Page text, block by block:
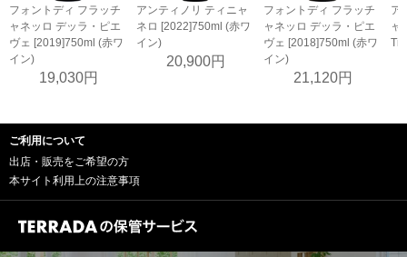
フォントディ フラッチ
ャネッロ デッラ・ピエ
ヴェ [2019]750ml (赤ワ
イン)
19,030円
アンティノリ ティニャ
ネロ [2022]750ml (赤ワ
イン)
20,900円
フォントディ フラッチ
ャネッロ デッラ・ピエ
ヴェ [2018]750ml (赤ワ
イン)
21,120円
ア
ャ
ご利用について
出店・販売をご希望の方
本サイト利用上の注意事項